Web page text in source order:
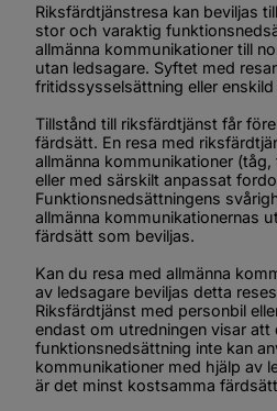
Riksfärdtjänstresa kan beviljas
stor och varaktig
allmänna kommunikationer till
utan ledsagare. Syftet med
fritidssysselsättning eller enskild
Tillstånd till riksfärdtjänst får
färdsätt. En resa med
allmänna kommunikationer
eller med särskilt anpassat
Funktionsnedsättningens
allmänna kommunikationernas
färdsätt som beviljas.
Kan du resa med allmänna
av ledsagare beviljas detta
Riksfärdtjänst med personbil
endast om utredningen visar att
funktionsnedsättning inte kan
kommunikationer med hjälp av
är det minst kostsamma